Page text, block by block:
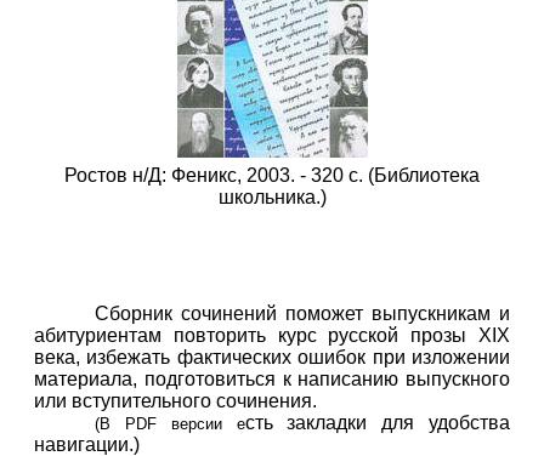
Ростов н/Д: Феникс, 2003. - 320 с. (Библиотека
школьника.)
Сборник сочинений поможет выпускникам и
абитуриентам повторить курс русской прозы XIX
века, избежать фактических ошибок при изложении
материала, подготовиться к написанию выпускного
или вступительного сочинения.
(В PDF версии есть закладки для удобства
навигации.)